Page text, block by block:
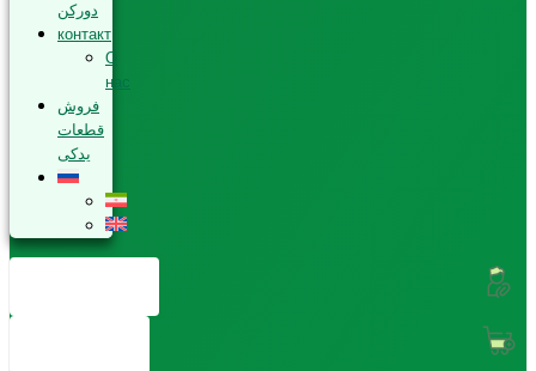
دورکن
контакт
О
нас
فروش
قطعات
یدکی